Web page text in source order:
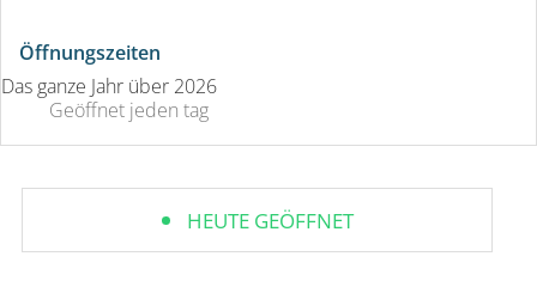
Öffnungszeiten
Das ganze Jahr über 2026
Geöffnet jeden tag
HEUTE GEÖFFNET